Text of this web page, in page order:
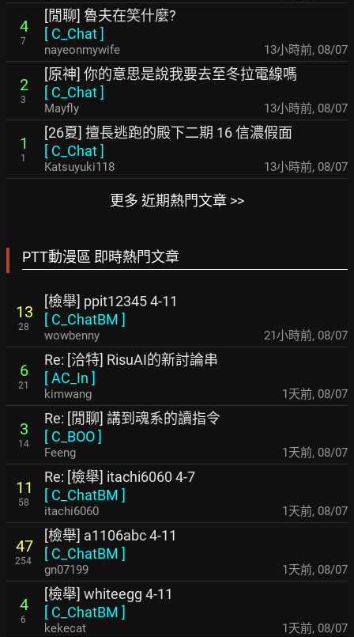
4
7
[閒聊] 魯夫在笑什麼?
[ C_Chat]
nayeonmywife 13小時前, 08/07
2
3
[原神] 你的意思是說我要去至冬拉電線嗎
[ C_Chat]
Mayfly 13小時前, 08/07
1
1
[26夏] 擅長逃跑的殿下二期 16 信濃假面
[ C_Chat]
Katsuyuki118 13小時前, 08/07
更多 近期熱門文章 >>
PTT動漫區 即時熱門文章
13
28
[檢舉] ppit12345 4-11
[ C_ChatBM ]
wowbenny 21小時前, 08/07
6
21
Re: [洽特] RisuAI的新討論串
[AC_In ]
kimwang 1天前, 08/07
3
14
Re: [閒聊] 講到魂系的讀指令
[ C_BOO]
Feeng 1天前, 08/07
11
58
Re: [檢舉] itachi6060 4-7
[ C_ChatBM ]
itachi6060 1天前, 08/07
47
254
[檢舉] a1106abc 4-11
[ C_ChatBM ]
gn07199 1天前, 08/07
4
6
[檢舉] whiteegg 4-11
[ C_ChatBM ]
kekecat 1天前, 08/07